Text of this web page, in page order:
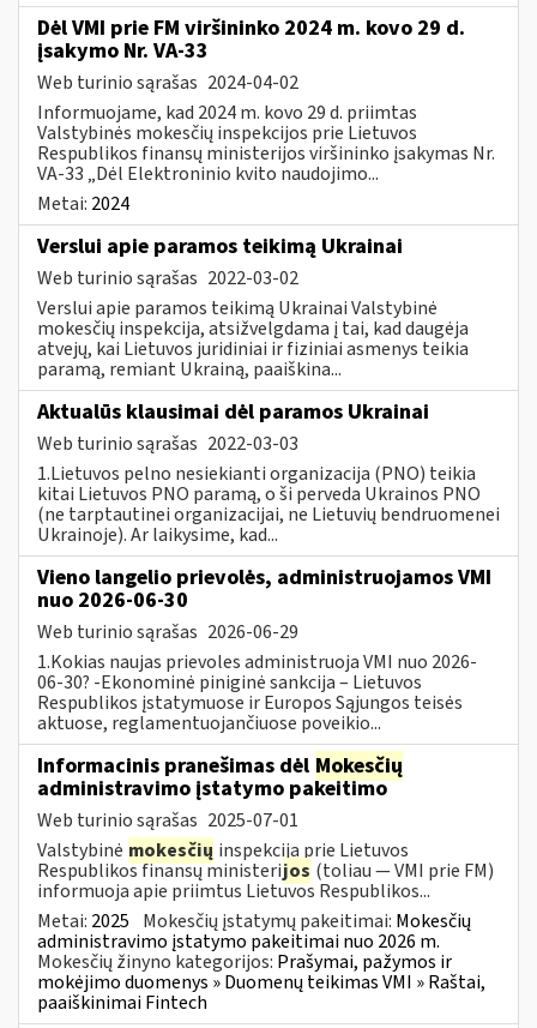
Dėl VMI prie FM viršininko 2024 m. kovo 29 d.
įsakymo Nr. VA-33
Web turinio sąrašas 2024-04-02
Informuojame, kad 2024 m. kovo 29 d. priimtas
Valstybinės mokesčių inspekcijos prie Lietuvos
Respublikos finansų ministerijos viršininko įsakymas Nr.
VA-33 „Dėl Elektroninio kvito naudojimo...
Metai: 2024
Verslui apie paramos teikimą Ukrainai
Web turinio sąrašas 2022-03-02
Verslui apie paramos teikimą Ukrainai Valstybinė
mokesčių inspekcija, atsižvelgdama į tai, kad daugėja
atvejų, kai Lietuvos juridiniai ir fiziniai asmenys teikia
paramą, remiant Ukrainą, paaiškina...
Aktualūs klausimai dėl paramos Ukrainai
Web turinio sąrašas 2022-03-03
1.Lietuvos pelno nesiekianti organizacija (PNO) teikia
kitai Lietuvos PNO paramą, o ši perveda Ukrainos PNO
(ne tarptautinei organizacijai, ne Lietuvių bendruomenei
Ukrainoje). Ar laikysime, kad...
Vieno langelio prievolės, administruojamos VMI
nuo 2026-06-30
Web turinio sąrašas 2026-06-29
1.Kokias naujas prievoles administruoja VMI nuo 2026-
06-30? -Ekonominė piniginė sankcija – Lietuvos
Respublikos įstatymuose ir Europos Sąjungos teisės
aktuose, reglamentuojančiuose poveikio...
Informacinis pranešimas dėl Mokesčių
administravimo įstatymo pakeitimo
Web turinio sąrašas 2025-07-01
Valstybinė mokesčių inspekcija prie Lietuvos
Respublikos finansų ministerijos (toliau — VMI prie FM)
informuoja apie priimtus Lietuvos Respublikos...
Metai: 2025 Mokesčių įstatymų pakeitimai: Mokesčių
administravimo įstatymo pakeitimai nuo 2026 m.
Mokesčių žinyno kategorijos: Prašymai, pažymos ir
mokėjimo duomenys » Duomenų teikimas VMI » Raštai,
paaiškinimai Fintech